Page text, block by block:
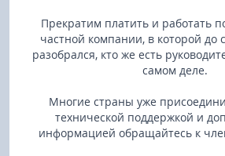
Прекратим платить и работать
частной компании, в которой до
разобрался, кто же есть
самом деле.
Многие страны уже
технической поддержкой и
информацией обращайтесь к